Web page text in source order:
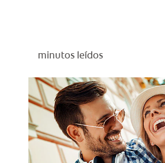
minutos leídos